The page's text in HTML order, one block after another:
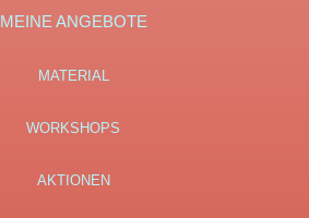
MEINE ANGEBOTE
MATERIAL
WORKSHOPS
AKTIONEN